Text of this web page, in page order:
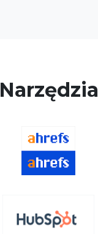
Narzędzia